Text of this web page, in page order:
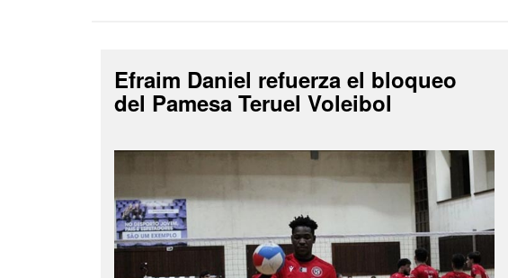
Efraim Daniel refuerza el bloqueo
del Pamesa Teruel Voleibol